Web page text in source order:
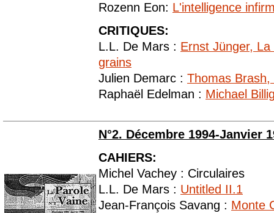
Rozenn Eon: L'intelligence
CRITIQUES:
L.L. De Mars : Ernst Jünger,
grains
Julien Demarc : Thomas
Raphaël Edelman : Michael
N°2. Décembre 1994-Janvier
CAHIERS:
Michel Vachey : Circulaires
L.L. De Mars : Untitled II.1
Jean-François Savang : Monte